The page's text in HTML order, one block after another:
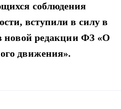
соблюдения
вступили в силу в
новой редакции ФЗ «О
движения».